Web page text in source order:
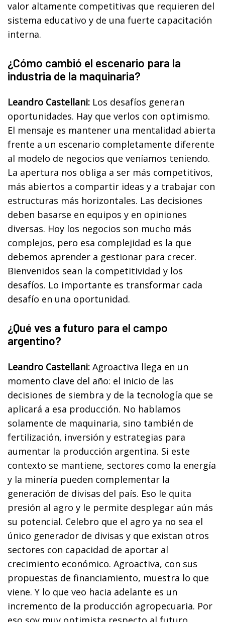
valor altamente competitivas que requieren del
sistema educativo y de una fuerte capacitación
interna.
¿Cómo cambió el escenario para la
industria de la maquinaria?
Leandro Castellani: Los desafíos generan
oportunidades. Hay que verlos con optimismo.
El mensaje es mantener una mentalidad abierta
frente a un escenario completamente diferente
al modelo de negocios que veníamos teniendo.
La apertura nos obliga a ser más competitivos,
más abiertos a compartir ideas y a trabajar con
estructuras más horizontales. Las decisiones
deben basarse en equipos y en opiniones
diversas. Hoy los negocios son mucho más
complejos, pero esa complejidad es la que
debemos aprender a gestionar para crecer.
Bienvenidos sean la competitividad y los
desafíos. Lo importante es transformar cada
desafío en una oportunidad.
¿Qué ves a futuro para el campo
argentino?
Leandro Castellani: Agroactiva llega en un
momento clave del año: el inicio de las
decisiones de siembra y de la tecnología que se
aplicará a esa producción. No hablamos
solamente de maquinaria, sino también de
fertilización, inversión y estrategias para
aumentar la producción argentina. Si este
contexto se mantiene, sectores como la energía
y la minería pueden complementar la
generación de divisas del país. Eso le quita
presión al agro y le permite desplegar aún más
su potencial. Celebro que el agro ya no sea el
único generador de divisas y que existan otros
sectores con capacidad de aportar al
crecimiento económico. Agroactiva, con sus
propuestas de financiamiento, muestra lo que
viene. Y lo que veo hacia adelante es un
incremento de la producción agropecuaria. Por